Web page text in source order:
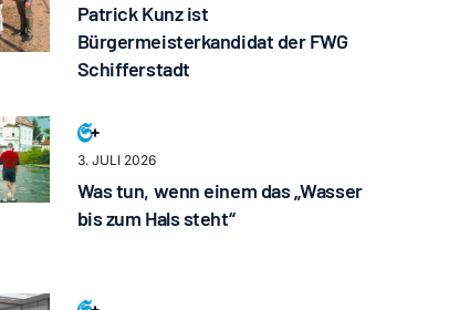
Patrick Kunz ist
Bürgermeisterkandidat der FWG
Schifferstadt
3. JULI 2026
Was tun, wenn einem das „Wasser
bis zum Hals steht“